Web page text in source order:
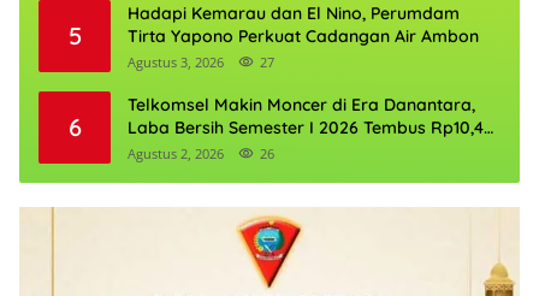
5
Hadapi Kemarau dan El Nino, Perumdam
Tirta Yapono Perkuat Cadangan Air Ambon
Agustus 3, 2026 27
6
Telkomsel Makin Moncer di Era Danantara,
Laba Bersih Semester I 2026 Tembus Rp10,4
Triliun
Agustus 2, 2026 26